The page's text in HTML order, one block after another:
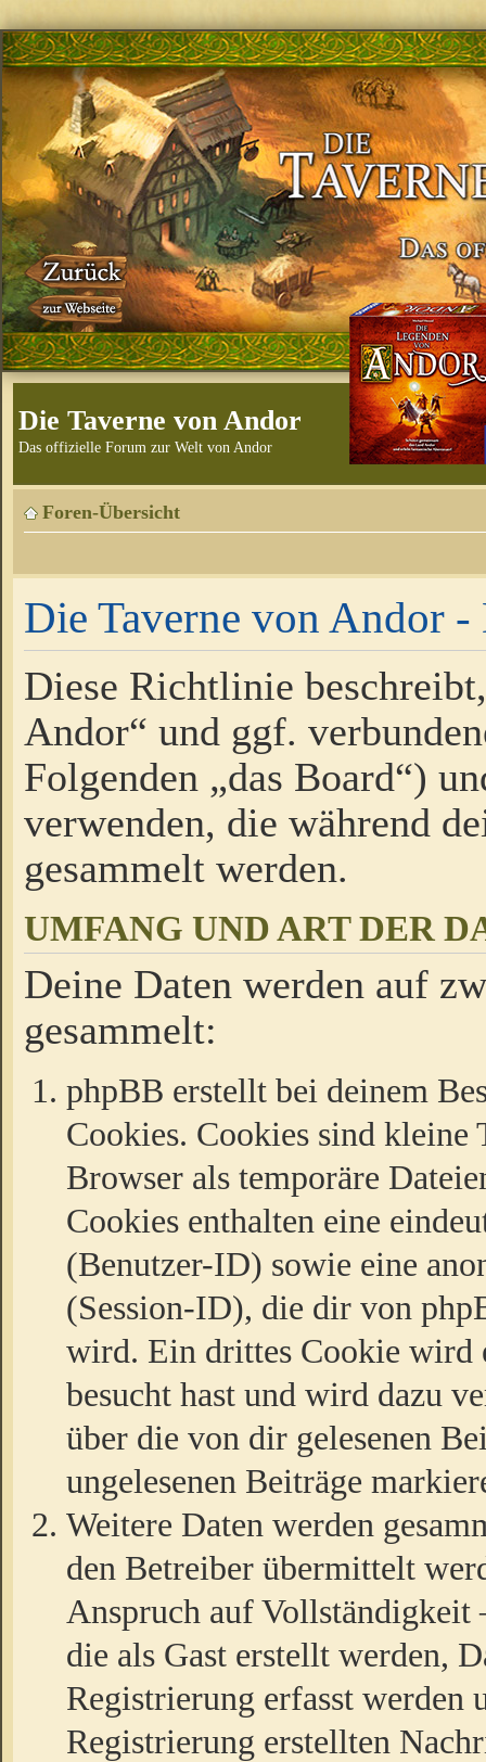
Die Taverne von Andor
Das offizielle Forum zur Welt von Andor
Foren-Übersicht
Die Taverne von Andor
Diese Richtlinie
Andor“ und ggf.
Folgenden „das Board“)
verwenden, die während
gesammelt werden.
UMFANG UND ART DER
Deine Daten werden auf
gesammelt:
phpBB erstellt bei deinem
Cookies. Cookies sind kleine
Browser als temporäre
Cookies enthalten eine
(Benutzer-ID) sowie eine
(Session-ID), die dir von
wird. Ein drittes Cookie wird
besucht hast und wird dazu
über die von dir gelesenen
ungelesenen Beiträge
Weitere Daten werden
den Betreiber übermittelt
Anspruch auf
die als Gast erstellt werden,
Registrierung erfasst werden
Registrierung erstellten